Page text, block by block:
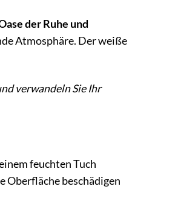
der Ruhe und
Atmosphäre. Der weiße
verwandeln Sie Ihr
feuchten Tuch
Oberfläche beschädigen